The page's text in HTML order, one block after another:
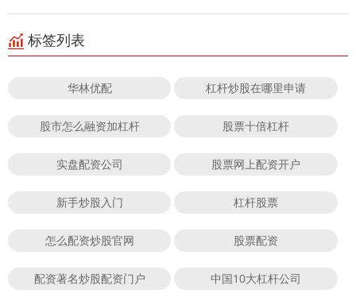
标签列表
华林优配 杠杆炒股在哪里申请
股市怎么融资加杠杆 股票十倍杠杆
实盘配资公司 股票网上配资开户
新手炒股入门 杠杆股票
怎么配资炒股官网 股票配资
配资著名炒股配资门户 中国10大杠杆公司